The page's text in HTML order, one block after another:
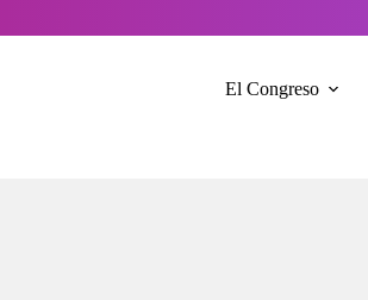
El Congreso